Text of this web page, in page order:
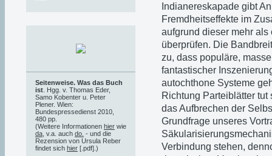
Indianereskapade gibt
Fremdheitseffekte im
aufgrund dieser mehr
überprüfen. Die
zu, dass populäre,
fantastischer
autochthone Systeme
Richtung Parteiblätter
das Aufbrechen der
Grundfrage unseres
Verbindung stehen,
Seitenweise. Was das Buch
ist . Hgg. v. Thomas Eder,
Samo Kobenter u. Peter
Plener. Wien:
Bundespressedienst 2010,
480 pp.
(Weitere Informationen hier wie
da , v.a. auch do. - und die
Rezension von Ursula Reber
findet sich hier [.pdf].)